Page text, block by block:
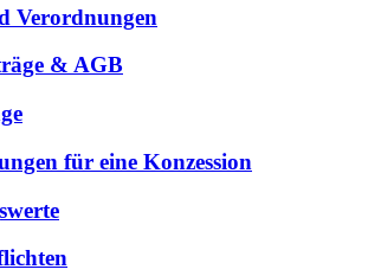
Verordnungen
& AGB
für eine Konzession